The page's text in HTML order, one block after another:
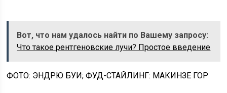
Вот, что нам удалось найти по Вашему запросу:
Что такое рентгеновские лучи? Простое введение
ФОТО: ЭНДРЮ БУИ; ФУД-СТАЙЛИНГ: МАКИНЗЕ ГОР